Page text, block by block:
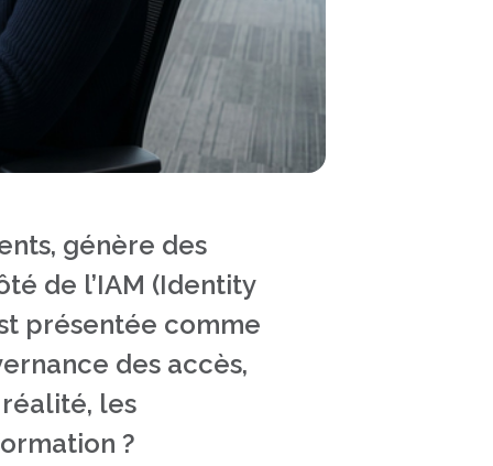
génère des
de l’IAM (Identity
présentée comme
des accès,
les
?